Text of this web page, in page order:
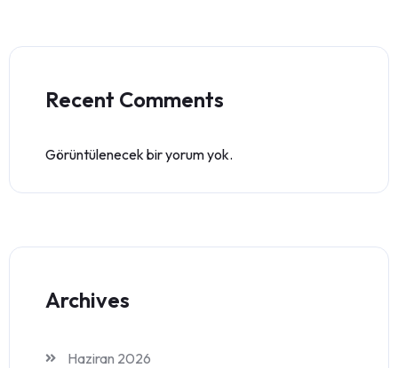
Recent Comments
Görüntülenecek bir yorum yok.
Archives
Haziran 2026